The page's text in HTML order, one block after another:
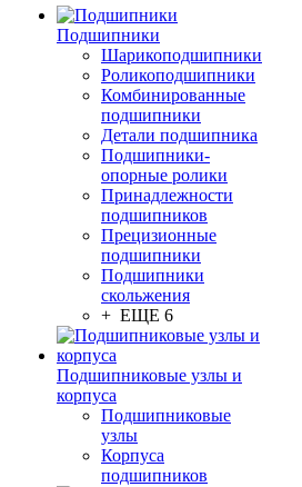
Подшипники
Шарикоподшипники
Роликоподшипники
Комбинированные
подшипники
Детали подшипника
Подшипники-
опорные ролики
Принадлежности
подшипников
Прецизионные
подшипники
Подшипники
скольжения
+ ЕЩЕ 6
Подшипниковые узлы и
корпуса
Подшипниковые
узлы
Корпуса
подшипников